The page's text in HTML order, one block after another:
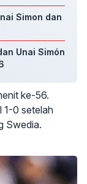
Simon dan
Unai Simón
ke-56.
1-0 setelah
Swedia.